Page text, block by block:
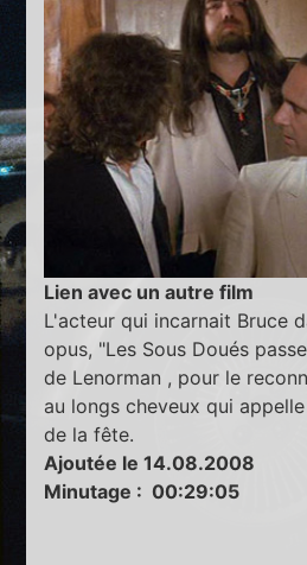
Lien avec un autre film
L'acteur qui incarnait Bruce
opus, "Les Sous Doués
de Lenorman , pour le
au longs cheveux qui
de la fête.
Ajoutée le 14.08.2008
Minutage : 00:29:05